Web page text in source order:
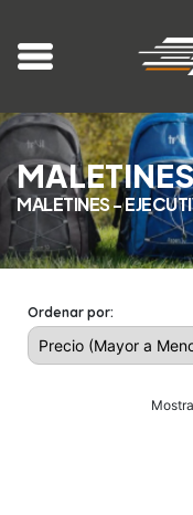
MALETINES -
Ordenar por: